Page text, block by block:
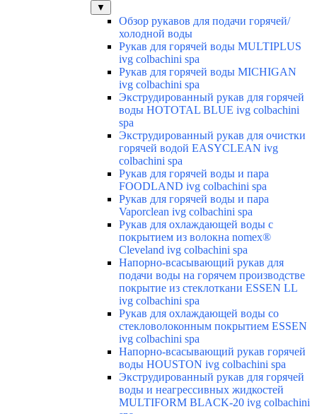
▼
Обзор рукавов для подачи горячей/
холодной воды
Рукав для горячей воды MULTIPLUS
ivg colbachini spa
Рукав для горячей воды MICHIGAN
ivg colbachini spa
Экструдированный рукав для горячей
воды HOTOTAL BLUE ivg colbachini
spa
Экструдированный рукав для очистки
горячей водой EASYCLEAN ivg
colbachini spa
Рукав для горячей воды и пара
FOODLAND ivg colbachini spa
Рукав для горячей воды и пара
Vaporclean ivg colbachini spa
Рукав для охлаждающей воды с
покрытием из волокна nomex®
Cleveland ivg colbachini spa
Напорно-всасывающий рукав для
подачи воды на горячем производстве
покрытие из стеклоткани ESSEN LL
ivg colbachini spa
Рукав для охлаждающей воды со
стекловолоконным покрытием ESSEN
ivg colbachini spa
Напорно-всасывающий рукав горячей
воды HOUSTON ivg colbachini spa
Экструдированный рукав для горячей
воды и неагрессивных жидкостей
MULTIFORM BLACK-20 ivg colbachini